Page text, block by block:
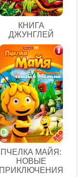
КНИГА
ДЖУНГЛЕЙ
ПЧЕЛКА МАЙЯ:
НОВЫЕ
ПРИКЛЮЧЕНИЯ